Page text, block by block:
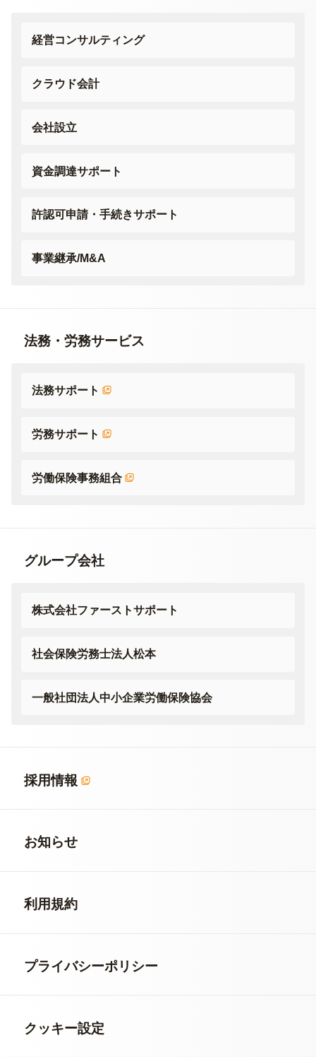
経営コンサルティング
クラウド会計
会社設立
資金調達サポート
許認可申請・手続きサポート
事業継承/M&A
法務・労務サービス
法務サポート
労務サポート
労働保険事務組合
グループ会社
株式会社ファーストサポート
社会保険労務士法人松本
一般社団法人中小企業労働保険協会
採用情報
お知らせ
利用規約
プライバシーポリシー
クッキー設定